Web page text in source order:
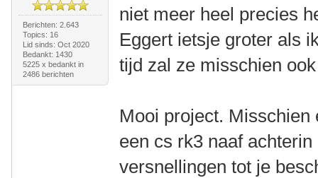
Berichten: 2.643
Topics: 16
Lid sinds: Oct 2020
Bedankt: 1430
5225 x bedankt in
2486 berichten
niet meer heel precies
Eggert ietsje groter als
tijd zal ze misschien
Mooi project.
een cs rk3 naaf
versnellingen tot je